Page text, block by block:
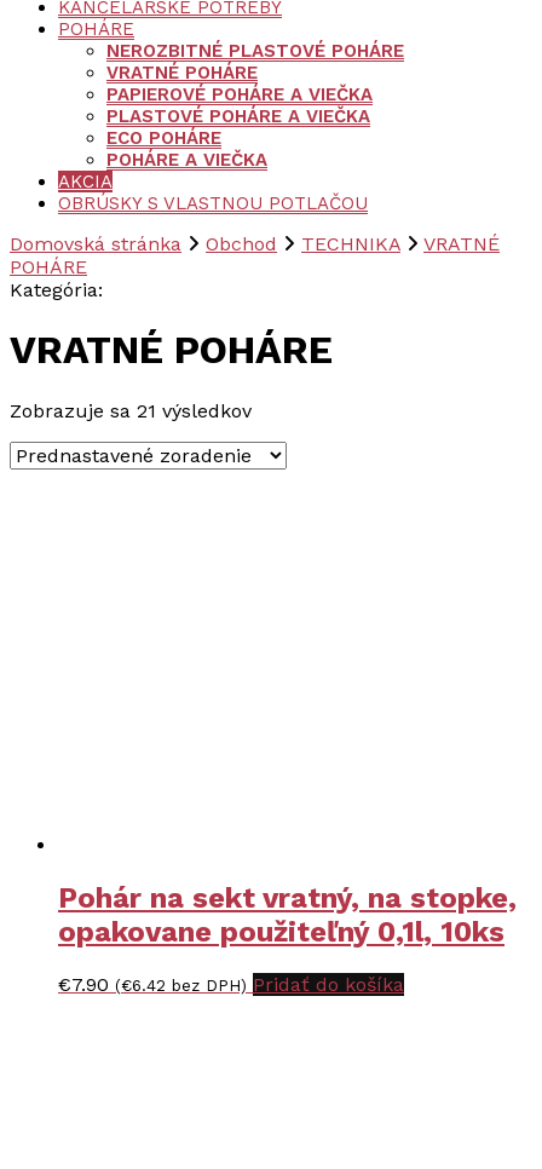
KANCELÁRSKE POTREBY
POHÁRE
NEROZBITNÉ PLASTOVÉ POHÁRE
VRATNÉ POHÁRE
PAPIEROVÉ POHÁRE A VIEČKA
PLASTOVÉ POHÁRE A VIEČKA
ECO POHÁRE
POHÁRE A VIEČKA
AKCIA
OBRÚSKY S VLASTNOU POTLAČOU
Domovská stránka Obchod TECHNIKA
VRATNÉ
POHÁRE
Kategória:
VRATNÉ POHÁRE
Zobrazuje sa 21 výsledkov
Pohár na sekt vratný, na stopke,
opakovane použiteľný 0,1l, 10ks
€7.90 (€6.42 bez DPH) Pridať do košíka